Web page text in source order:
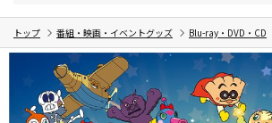
トップ 番組・映画・イベントグッズ Blu-ray・DVD・CD